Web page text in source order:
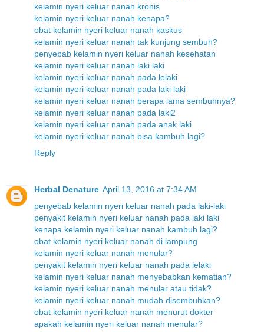
kelamin nyeri keluar nanah kronis
kelamin nyeri keluar nanah kenapa?
obat kelamin nyeri keluar nanah kaskus
kelamin nyeri keluar nanah tak kunjung sembuh?
penyebab kelamin nyeri keluar nanah kesehatan
kelamin nyeri keluar nanah laki laki
kelamin nyeri keluar nanah pada lelaki
kelamin nyeri keluar nanah pada laki laki
kelamin nyeri keluar nanah berapa lama sembuhnya?
kelamin nyeri keluar nanah pada laki2
kelamin nyeri keluar nanah pada anak laki
kelamin nyeri keluar nanah bisa kambuh lagi?
Reply
Herbal Denature April 13, 2016 at 7:34 AM
penyebab kelamin nyeri keluar nanah pada laki-laki
penyakit kelamin nyeri keluar nanah pada laki laki
kenapa kelamin nyeri keluar nanah kambuh lagi?
obat kelamin nyeri keluar nanah di lampung
kelamin nyeri keluar nanah menular?
penyakit kelamin nyeri keluar nanah pada lelaki
kelamin nyeri keluar nanah menyebabkan kematian?
kelamin nyeri keluar nanah menular atau tidak?
kelamin nyeri keluar nanah mudah disembuhkan?
obat kelamin nyeri keluar nanah menurut dokter
apakah kelamin nyeri keluar nanah menular?